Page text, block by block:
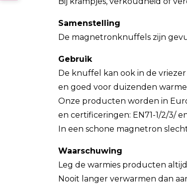
Samenstelling
De magnetronknuffels zijn
Gebruik
De knuffel kan ook in de
en goed voor duizenden
Onze producten worden in
en certificeringen: EN71-1/2/3/
In een schone magnetron
Waarschuwing
Leg de warmies producten
Nooit langer verwarmen dan